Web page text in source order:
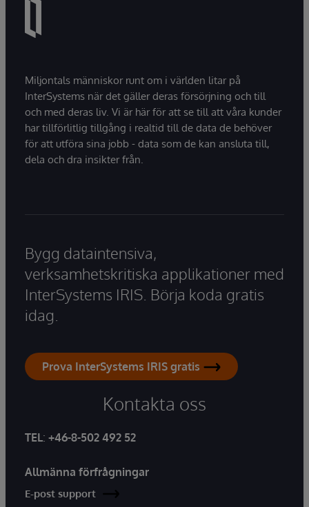
Miljontals människor runt om i världen litar på
InterSystems när det gäller deras försörjning och till
och med deras liv. Vi är här för att se till att våra kunder
har tillförlitlig tillgång i realtid till de data de behöver
för att utföra sina jobb - data som de kan ansluta till,
dela och dra insikter från.
Bygg dataintensiva,
verksamhetskritiska applikationer med
InterSystems IRIS. Börja koda gratis
idag.
Prova InterSystems IRIS gratis
Kontakta oss
TEL: +46-8-502 492 52
Allmänna förfrågningar
E-post support